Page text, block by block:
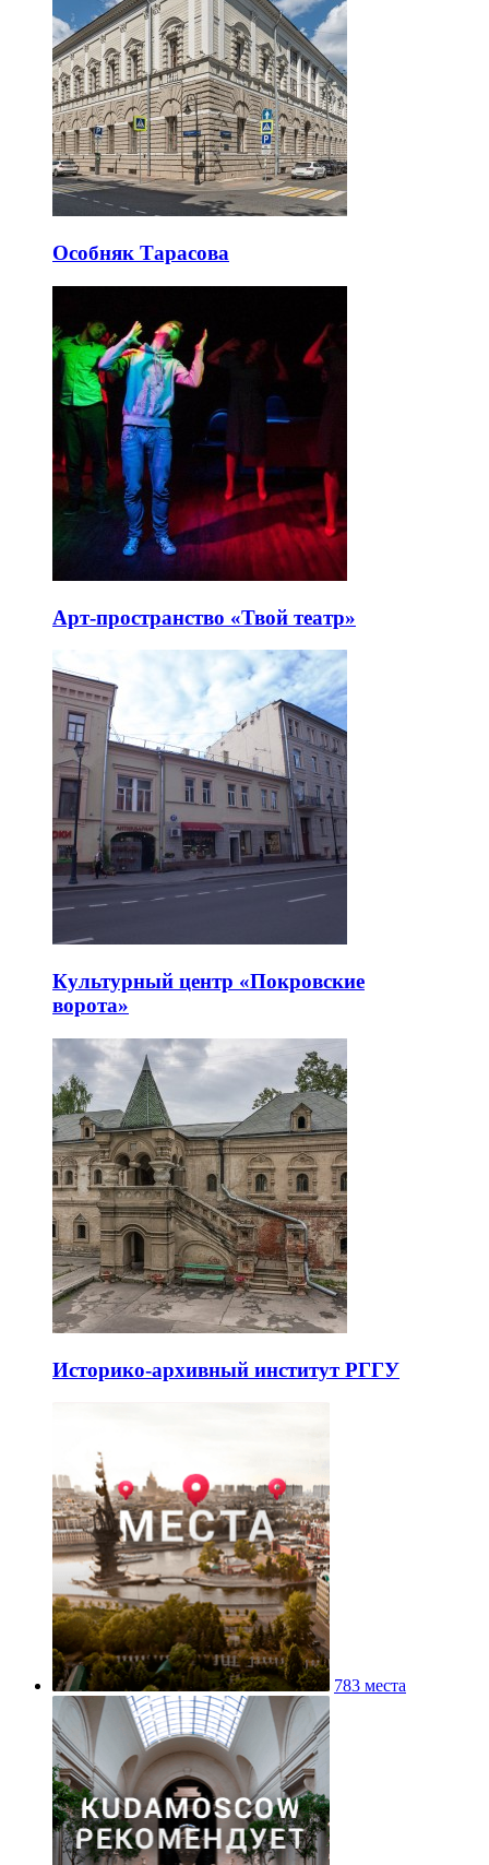
Особняк Тарасова
Арт-пространство «Твой театр»
Культурный центр «Покровские
ворота»
Историко-архивный институт РГГУ
783 места